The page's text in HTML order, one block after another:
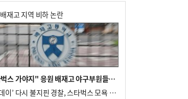
배재고 지역 비하 논란
"스타벅스 가야지" 응원 배재고 야구부원들, 학교서 징계 처분
‘탱크데이’ 다시 불지핀 경찰, 스타벅스 모욕 혐의 압수수색